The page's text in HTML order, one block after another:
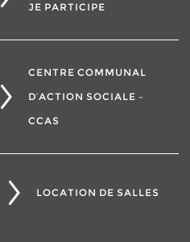
JE PARTICIPE
CENTRE COMMUNAL
D’ACTION SOCIALE –
CCAS
LOCATION DE SALLES